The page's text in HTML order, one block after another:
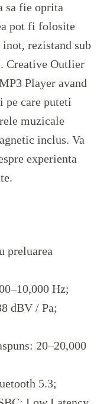
sa fie oprita
pot fi folosite
rezistand sub
Creative Outlier
Player avand
pe care puteti
muzicale
inclus. Va
experienta
preluarea
Hz;
dBV / Pa;
20–20,000
5.3;